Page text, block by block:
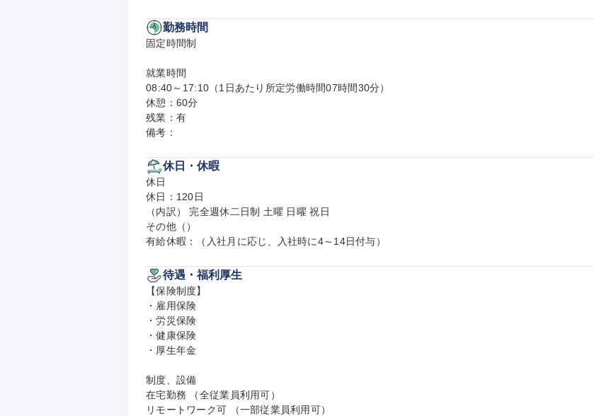
勤務時間
固定時間制
就業時間
08:40～17:10（1日あたり所定労働時間07時間30分）
休憩：60分
残業：有
備考：
休日・休暇
休日
休日：120日
（内訳） 完全週休二日制 土曜 日曜 祝日
その他（）
有給休暇：（入社月に応じ、入社時に4～14日付与）
待遇・福利厚生
【保険制度】
・雇用保険
・労災保険
・健康保険
・厚生年金
制度、設備
在宅勤務 （全従業員利用可）
リモートワーク可 （一部従業員利用可）